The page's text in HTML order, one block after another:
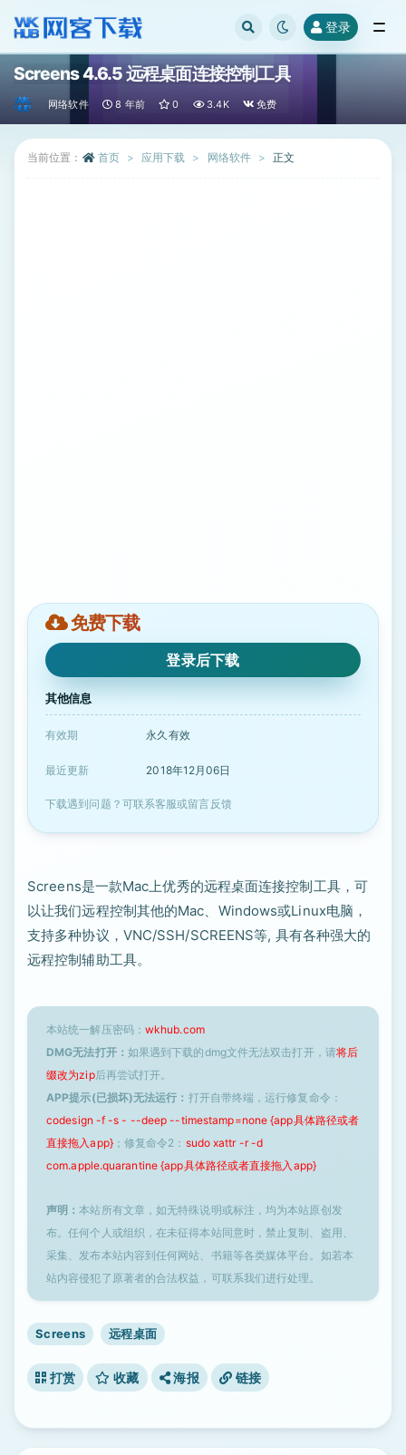
登录
Screens 4.6.5 远程桌面连接控制工具
网络软件 8 年前 0 3.4K 免费
当前位置： 首页 应用下载 网络软件 正文
免费下载
登录后下载
其他信息
有效期 永久有效
最近更新 2018年12月06日
下载遇到问题？可联系客服或留言反馈
Screens是一款Mac上优秀的远程桌面连接控制工具，可
以让我们远程控制其他的Mac、Windows或Linux电脑，
支持多种协议，VNC/SSH/SCREENS等, 具有各种强大的
远程控制辅助工具。
本站统一解压密码： wkhub.com
DMG无法打开： 如果遇到下载的dmg文件无法双击打开，请将后
缀改为zip后再尝试打开。
APP提示(已损坏)无法运行： 打开自带终端，运行修复命令：
codesign -f -s - --deep --timestamp=none {app具体路径或者
直接拖入app}；修复命令2： sudo xattr -r -d
com.apple.quarantine {app具体路径或者直接拖入app}
声明：本站所有文章，如无特殊说明或标注，均为本站原创发
布。任何个人或组织，在未征得本站同意时，禁止复制、盗用、
采集、发布本站内容到任何网站、书籍等各类媒体平台。如若本
站内容侵犯了原著者的合法权益，可联系我们进行处理。
Screens 远程桌面
打赏 收藏 海报 链接
全部